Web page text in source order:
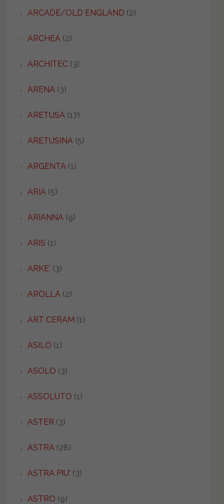
ARCADE/OLD ENGLAND (2)
ARCHEA(2)
ARCHITEC(3)
ARENA(3)
ARETUSA(17)
ARETUSINA(5)
ARGENTA(1)
ARIA(5)
ARIANNA(9)
ARIS (1)
ARKE' (3)
AROLLA(2)
ART CERAM (1)
ASILO (1)
ASOLO (3)
ASSOLUTO (1)
ASTER (3)
ASTRA(28)
ASTRA PIU' (3)
ASTRO (9)